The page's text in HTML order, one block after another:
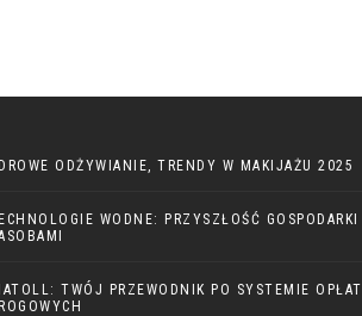
ODŻYWIANIE, TRENDY W MAKIJAŻU 2025
WODNE: PRZYSZŁOŚĆ GOSPODARKI
TWÓJ PRZEWODNIK PO SYSTEMIE OPŁAT